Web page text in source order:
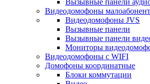
Вызывные панели
Видеодомофоны
Видеодомофоны JVS
Вызывные панели
Вызывные панели
Мониторы
Видеодомофоны с WIFI
Домофоны координатные
Блоки коммутации